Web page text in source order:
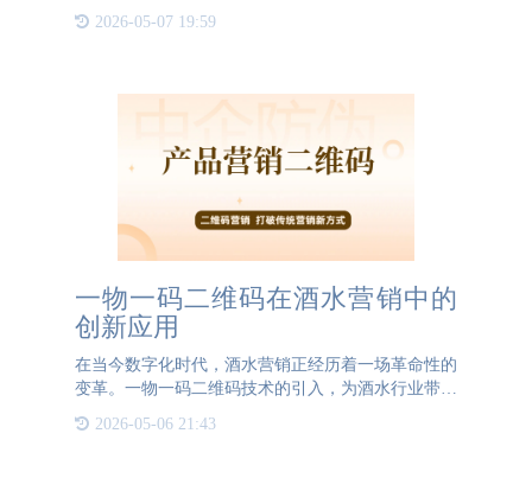
通铜版纸、易碎纸单价较低（约0.02-0.05元/枚），
而PET合成纸、含特殊纤维或防复印纸张因采购成本
2026-05-07 19:59
一物一码二维码在酒水营销中的
创新应用
在当今数字化时代，酒水营销正经历着一场革命性的
变革。一物一码二维码技术的引入，为酒水行业带来
码技术是指在每一件酒水上附带一个独一无二的二维
2026-05-06 21:43